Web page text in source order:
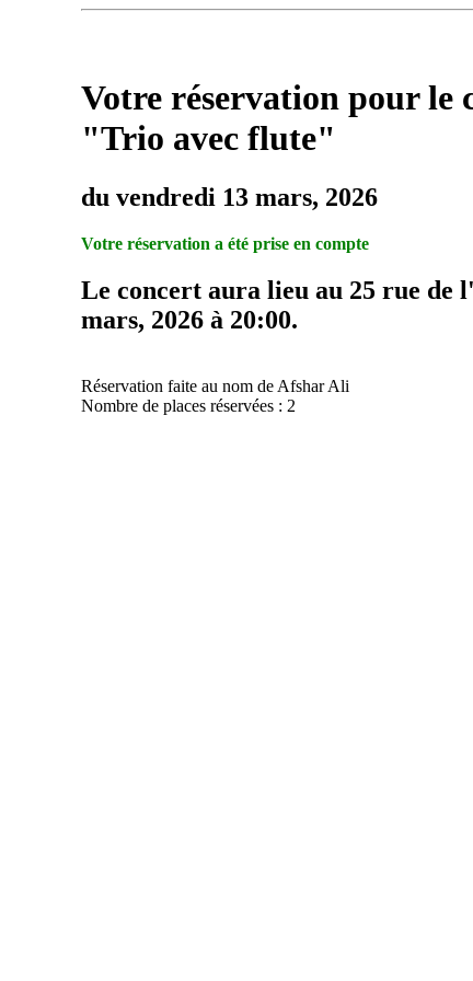
Votre réservation pour le
"Trio avec flute"
du vendredi 13 mars, 2026
Votre réservation a été prise en compte
Le concert aura lieu au 25 rue de
mars, 2026 à 20:00.
Réservation faite au nom de Afshar Ali
Nombre de places réservées : 2